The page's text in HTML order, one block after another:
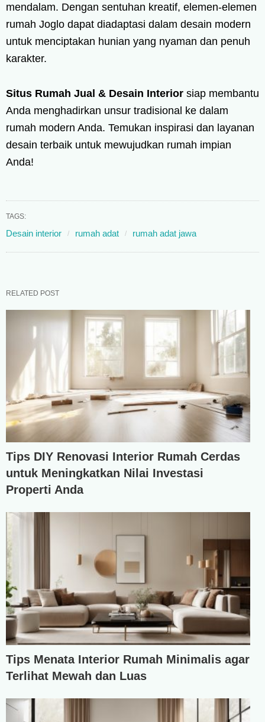
mendalam. Dengan sentuhan kreatif, elemen-elemen
rumah Joglo dapat diadaptasi dalam desain modern
untuk menciptakan hunian yang nyaman dan penuh
karakter.
Situs Rumah Jual & Desain Interior siap membantu
Anda menghadirkan unsur tradisional ke dalam
rumah modern Anda. Temukan inspirasi dan layanan
desain terbaik untuk mewujudkan rumah impian
Anda!
TAGS:
Desain interior rumah adat rumah adat jawa
RELATED POST
Tips DIY Renovasi Interior Rumah Cerdas
untuk Meningkatkan Nilai Investasi
Properti Anda
Tips Menata Interior Rumah Minimalis agar
Terlihat Mewah dan Luas